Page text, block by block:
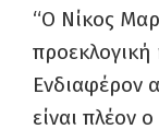
“Ο Νίκος
Ενδιαφέρον
είναι πλέον